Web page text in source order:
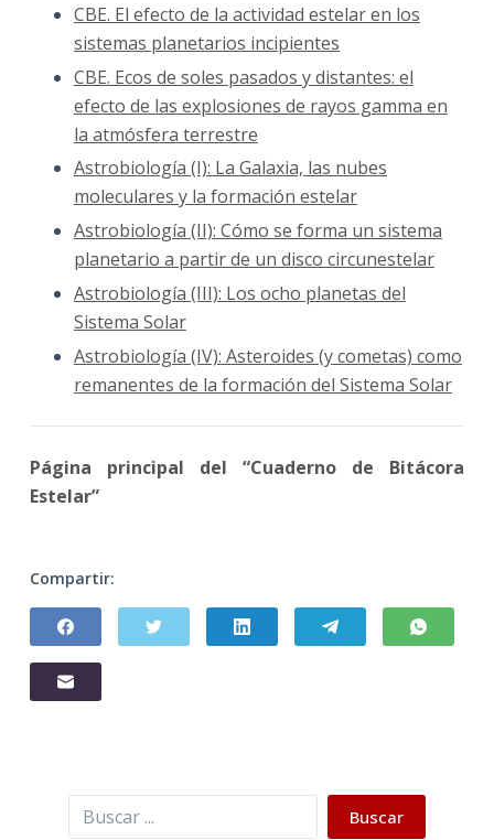
CBE. El efecto de la actividad estelar en los
sistemas planetarios incipientes
CBE. Ecos de soles pasados y distantes: el
efecto de las explosiones de rayos gamma en
la atmósfera terrestre
Astrobiología (I): La Galaxia, las nubes
moleculares y la formación estelar
Astrobiología (II): Cómo se forma un sistema
planetario a partir de un disco circunestelar
Astrobiología (III): Los ocho planetas del
Sistema Solar
Astrobiología (IV): Asteroides (y cometas) como
remanentes de la formación del Sistema Solar
Página principal del “Cuaderno de Bitácora
Estelar”
Compartir:
Buscar Buscar